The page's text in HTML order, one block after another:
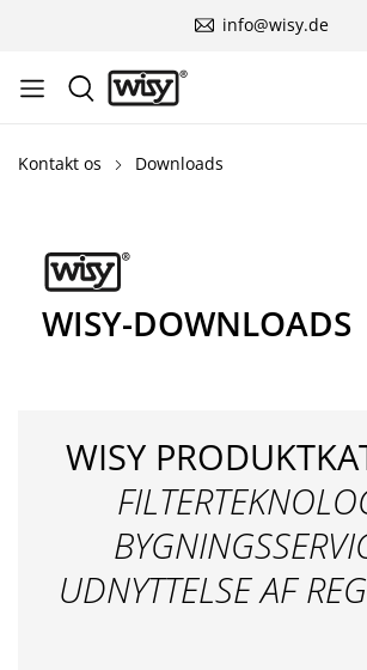
info@wisy.de
Kontakt os Downloads
WISY-DOWNLOADS
WISY
UDNYTTELSE AF